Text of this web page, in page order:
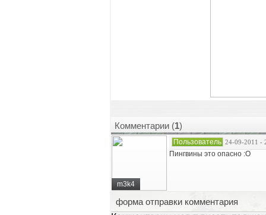
Комментарии (1)
m3k4
Пользователь 24-09-2011 -
Пингвины это опасно :O
форма отправки комментария